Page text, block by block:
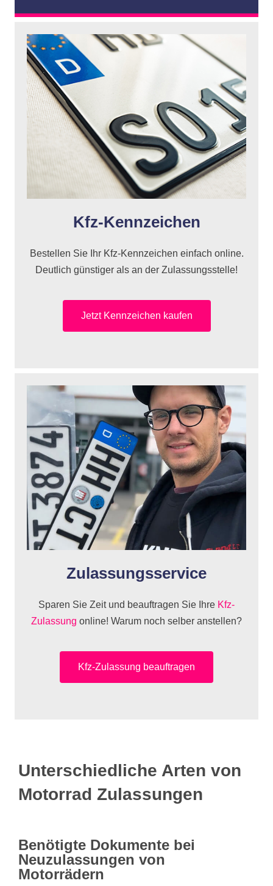
Kfz-Kennzeichen
Bestellen Sie Ihr Kfz-Kennzeichen einfach online.
Deutlich günstiger als an der Zulassungsstelle!
Jetzt Kennzeichen kaufen
Zulassungsservice
Sparen Sie Zeit und beauftragen Sie Ihre Kfz-
Zulassung online! Warum noch selber anstellen?
Kfz-Zulassung beauftragen
Unterschiedliche Arten von
Motorrad Zulassungen
Benötigte Dokumente bei
Neuzulassungen von
Motorrädern